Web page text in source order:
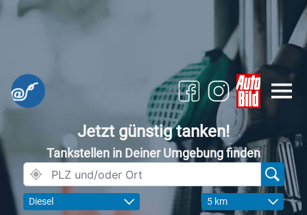
Jetzt günstig tanken!
Tankstellen in Deiner Umgebung finden
Diesel 5 km